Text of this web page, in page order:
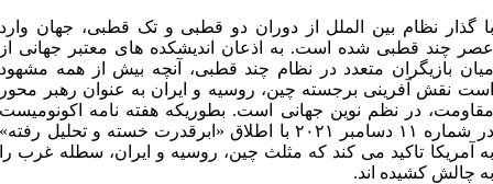
با گذار نظام بین الملل از دوران دو قطبی و تک قطبی، جهان وارد
عصر چند قطبی شده است. به اذعان اندیشکده های معتبر جهانی از
میان بازیگران متعدد در نظام چند قطبی، آنچه بیش از همه مشهود
است نقش آفرینی برجسته چین، روسیه و ایران به عنوان رهبر محور
مقاومت، در نظم نوین جهانی است. بطوریکه هفته نامه اکونومیست
در شماره ۱۱ دسامبر ۲۰۲۱ با اطلاق «ابرقدرت خسته و تحلیل رفته»
به آمریکا تاکید می کند که مثلث چین، روسیه و ایران، سطله غرب را
به چالش کشیده اند.